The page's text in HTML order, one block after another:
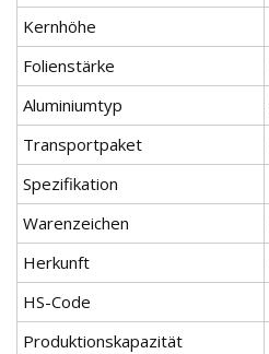
Kernhöhe
Folienstärke
Aluminiumtyp
Transportpaket
Spezifikation
Warenzeichen
Herkunft
HS-Code
Produktionskapazität